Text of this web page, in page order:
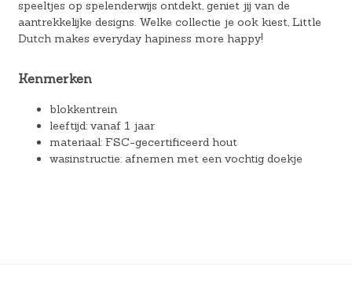
speeltjes op spelenderwijs ontdekt, geniet jij van de
aantrekkelijke designs. Welke collectie je ook kiest, Little
Dutch makes everyday hapiness more happy!
Kenmerken
blokkentrein
leeftijd: vanaf 1 jaar
materiaal: FSC-gecertificeerd hout
wasinstructie: afnemen met een vochtig doekje